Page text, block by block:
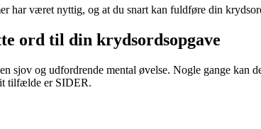
har været nyttig, og at du snart kan fuldføre din
ord til din krydsordsopgave
sjov og udfordrende mental øvelse. Nogle gange
tilfælde er SIDER.